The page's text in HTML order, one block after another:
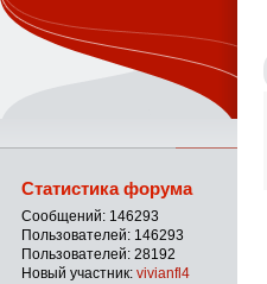
Статистика форума
Сообщений: 146293
Пользователей: 146293
Пользователей: 28192
Новый участник: vivianfl4